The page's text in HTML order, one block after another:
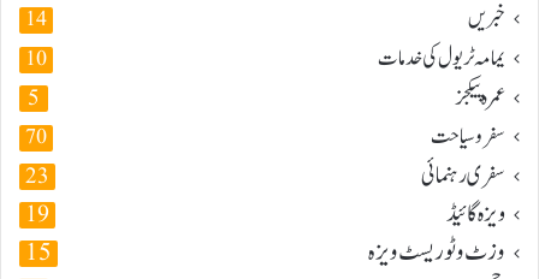
خبریں 14
یمامہ ٹریول کی خدمات 10
عمرہ پیکجز 5
سفر و سیاحت 70
سفری رہنمائی 23
ویزہ گائیڈ 19
وزٹ و ٹوریسٹ ویزہ 15